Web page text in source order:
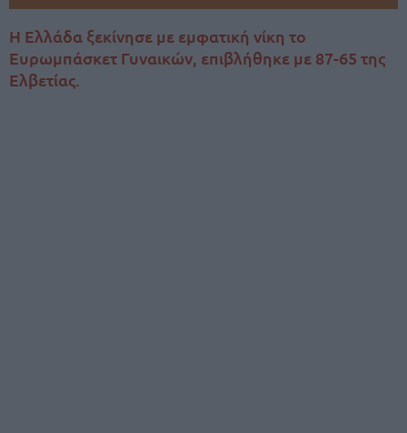
Η Ελλάδα ξεκίνησε με εμφατική νίκη το
Ευρωμπάσκετ Γυναικών, επιβλήθηκε με 87-65 της
Ελβετίας.